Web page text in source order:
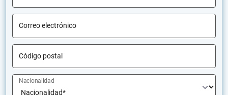
Correo electrónico
Código postal
Nacionalidad